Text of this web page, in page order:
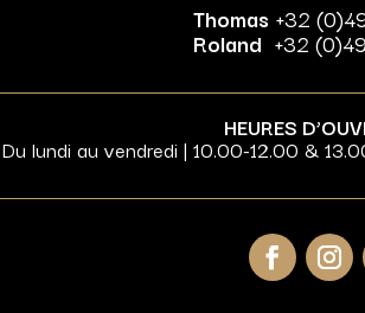
Thomas +32
Roland +32
HEURES
Du lundi au vendredi | 10.00-12.00 &